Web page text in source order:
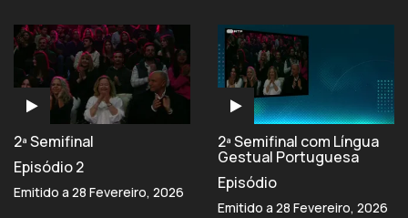
2ª Semifinal
Episódio 2
Emitido a 28 Fevereiro, 2026
2ª Semifinal com Língua
Gestual Portuguesa
Episódio
Emitido a 28 Fevereiro, 2026